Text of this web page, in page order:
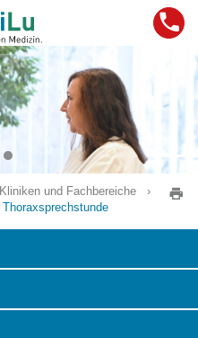
Kliniken und Fachbereiche
›
Thoraxsprechstunde